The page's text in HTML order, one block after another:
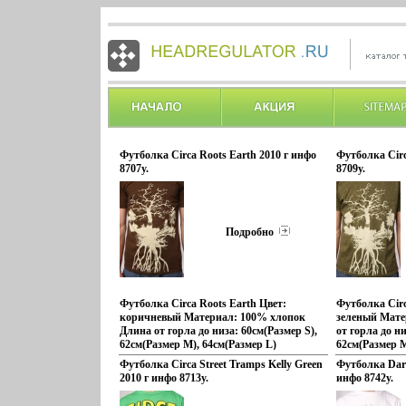
Футболка Circa Roots Earth 2010 г инфо
8707y.
Подробно
Футболка Circa Roots Earth Цвет:
коричневый Материал: 100% хлопок
Длина от горла до низа: 60см(Размер S),
62см(Размер M), 64см(Размер L)
Ширина: 48см(Размер S), 50см(Размер
M), 52см(Размер L) Производитель:
бьюгжCirca Размеры: L, M, S 1999 – это
год рождения CIRCA footwear,
Футболка Circa Street Tramps Kelly Green
2010 г инфо 8713y.
Футболка
8709y.
Футболка
зеленый
от горла до
62см(Размер
Ширина:
M),
Cirбьюглca
год
Футболка
инфо 8742y.